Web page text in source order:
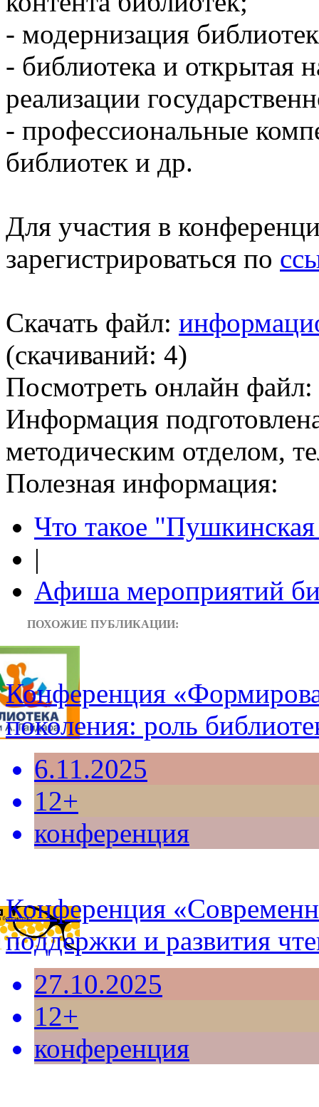
- модернизация
- библиотека и открытая
реализации
- профессиональные
библиотек и др.
Для участия в
зарегистрироваться по
Скачать файл:
(cкачиваний: 4)
Посмотреть онлайн файл:
Информация
методическим отделом,
Полезная информация:
Что такое "Пушкинская
|
Афиша мероприятий
ПОХОЖИЕ ПУБЛИКАЦИИ:
Конференция
поколения: роль
6.11.2025
12+
конференция
Конференция
поддержки и развития
27.10.2025
12+
конференция